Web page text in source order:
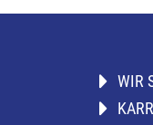
WIR